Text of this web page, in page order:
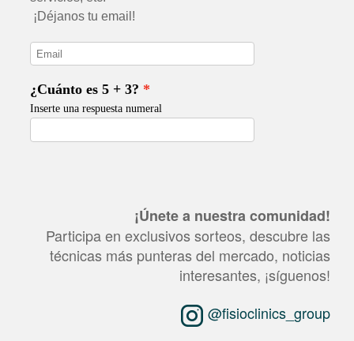
¡Únete a nuestra comunidad!
Participa en exclusivos sorteos, descubre las
técnicas más punteras del mercado, noticias
interesantes, ¡síguenos!
@fisioclinics_group